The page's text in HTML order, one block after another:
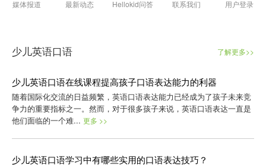
媒体报道 最新动态 Hellokid问答 联系我们 用户登录
少儿英语口语 了解更多>>
少儿英语口语在线课程提高孩子口语表达能力的利器
随着国际化交流的日益频繁，英语口语表达能力已经成为了孩子未来竞
争力的重要指标之一。然而，对于很多孩子来说，英语口语表达一直是
他们面临的一个难... 更多 >>
少儿英语口语学习中有哪些实用的口语表达技巧？